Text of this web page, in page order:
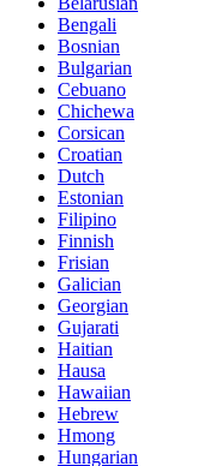
Bengali
Bosnian
Bulgarian
Cebuano
Chichewa
Corsican
Croatian
Dutch
Estonian
Filipino
Finnish
Frisian
Galician
Georgian
Gujarati
Haitian
Hausa
Hawaiian
Hebrew
Hmong
Hungarian